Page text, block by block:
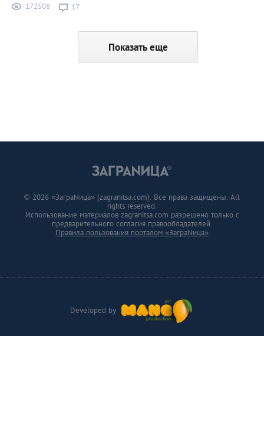
172508 17
Показать еще
Developed by
© 2026 «ЗаграNица» (zagranitsa.com). Все права защищены. All
rights reserved.
Использование материалов zagranitsa.com разрешено только с
предварительного согласия правообладателей.
Правила пользования порталом «ЗаграNица»